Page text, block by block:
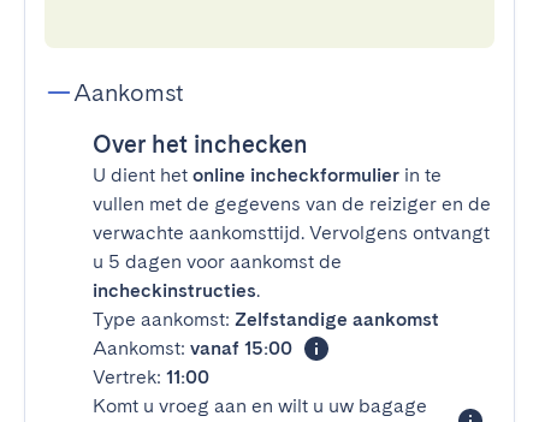
Aankomst
Over het inchecken
U dient het online incheckformulier in te
vullen met de gegevens van de reiziger en de
verwachte aankomsttijd. Vervolgens ontvangt
u 5 dagen voor aankomst de
incheckinstructies.
Type aankomst: Zelfstandige aankomst
Aankomst: vanaf 15:00
Vertrek: 11:00
Komt u vroeg aan en wilt u uw bagage